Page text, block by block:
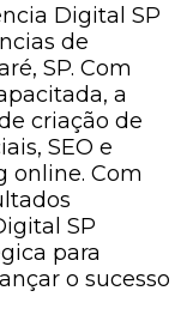
Digital SP
de
SP. Com
a
criação de
SEO e
online. Com
SP
para
o sucesso